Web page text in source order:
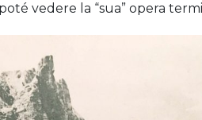
vedere la “sua” opera